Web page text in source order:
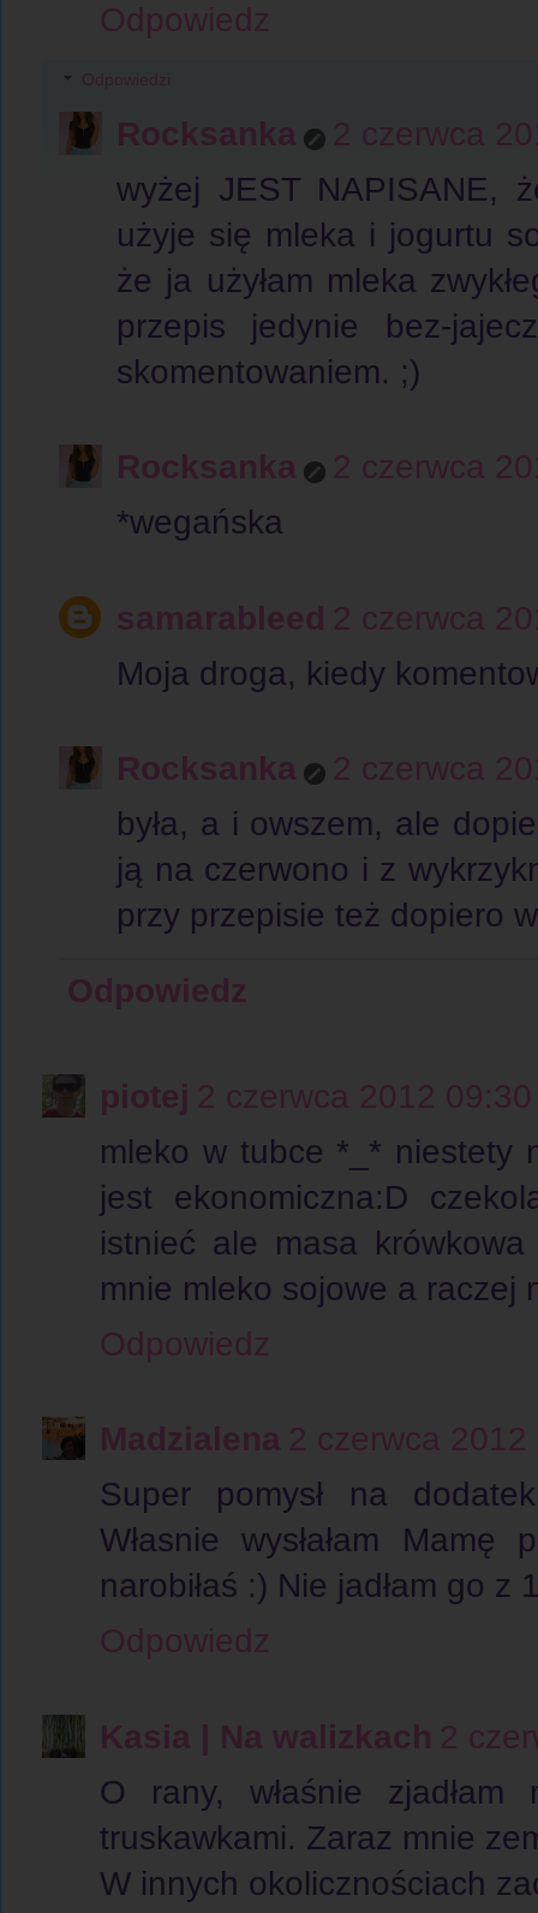
Odpowiedz
Odpowiedzi
Rocksanka
2 czerwca
wyżej JEST NAPISANE,
użyje się mleka i jogurtu
że ja użyłam mleka
przepis jedynie bez-
skomentowaniem. ;)
Rocksanka
2 czerwca
*wegańska
samarableed 2 czerwca
Moja droga, kiedy
Rocksanka
2 czerwca
była, a i owszem, ale
ją na czerwono i z
przy przepisie też dopiero
Odpowiedz
piotej 2 czerwca 2012 09:30
mleko w tubce *_* niestety
jest ekonomiczna:D
istnieć ale masa
mnie mleko sojowe a raczej
Odpowiedz
Madzialena 2 czerwca 2012
Super pomysł na
Własnie wysłałam
narobiłaś :) Nie jadłam go z
Odpowiedz
Kasia | Na walizkach 2
O rany, właśnie
truskawkami. Zaraz mnie
W innych okolicznościach